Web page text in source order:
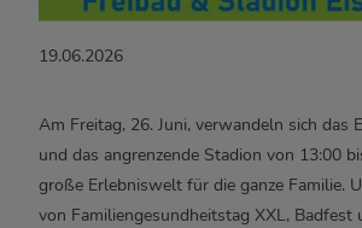
19.06.2026
Am Freitag, 26. Juni, verwandeln sich das
und das angrenzende Stadion von 13:00
große Erlebniswelt für die ganze Familie.
von Familiengesundheitstag XXL, Badfest